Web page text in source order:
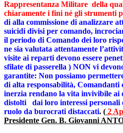
Rappresentanza Militare della
chiaramente i fini né gli strumenti
di alla commissione di analizzare
suicidi divisi per comando,
il periodo di Comando dei loro
ne sia valutata attentamente
visite ai reparti devono essere
sfilate di passerella ) NON vi
garantite: Non possiamo
di alta responsabilità, Comandanti
inerzia rendano la vita invivibile ai
distolti dai loro interessi personali
ruolo da burocrati distaccati. ( 2
Presidente Gen. B. Giovanni